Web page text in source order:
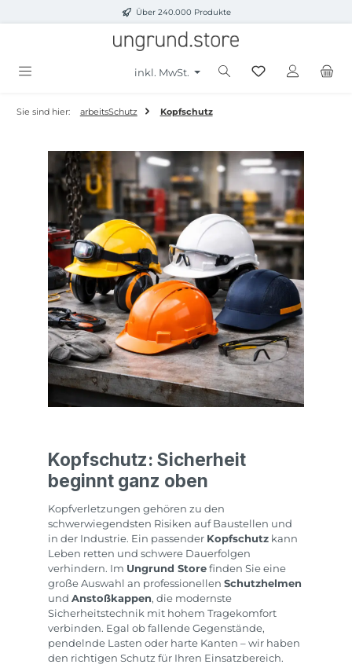
Zum Hauptinhalt springenÜber 240.000 Produkte
inkl. MwSt.
Sie sind hier: arbeitsSchutz Kopfschutz
Kopfschutz: Sicherheit
beginnt ganz oben
Kopfverletzungen gehören zu den
schwerwiegendsten Risiken auf Baustellen und
in der Industrie. Ein passender Kopfschutz kann
Leben retten und schwere Dauerfolgen
verhindern. Im Ungrund Store finden Sie eine
große Auswahl an professionellen Schutzhelmen
und Anstoßkappen, die modernste
Sicherheitstechnik mit hohem Tragekomfort
verbinden. Egal ob fallende Gegenstände,
pendelnde Lasten oder harte Kanten – wir haben
den richtigen Schutz für Ihren Einsatzbereich.